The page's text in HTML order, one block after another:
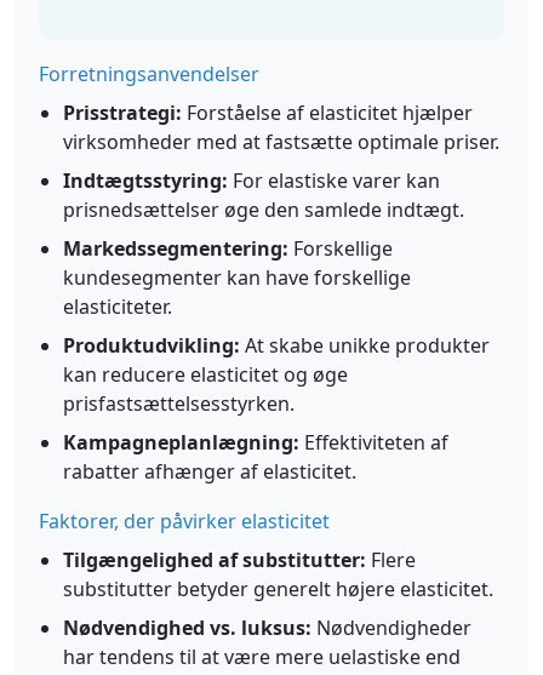
Forretningsanvendelser
Prisstrategi: Forståelse af elasticitet hjælper
virksomheder med at fastsætte optimale priser.
Indtægtsstyring: For elastiske varer kan
prisnedsættelser øge den samlede indtægt.
Markedssegmentering: Forskellige
kundesegmenter kan have forskellige
elasticiteter.
Produktudvikling: At skabe unikke produkter
kan reducere elasticitet og øge
prisfastsættelsesstyrken.
Kampagneplanlægning: Effektiviteten af
rabatter afhænger af elasticitet.
Faktorer, der påvirker elasticitet
Tilgængelighed af substitutter: Flere
substitutter betyder generelt højere elasticitet.
Nødvendighed vs. luksus: Nødvendigheder
har tendens til at være mere uelastiske end